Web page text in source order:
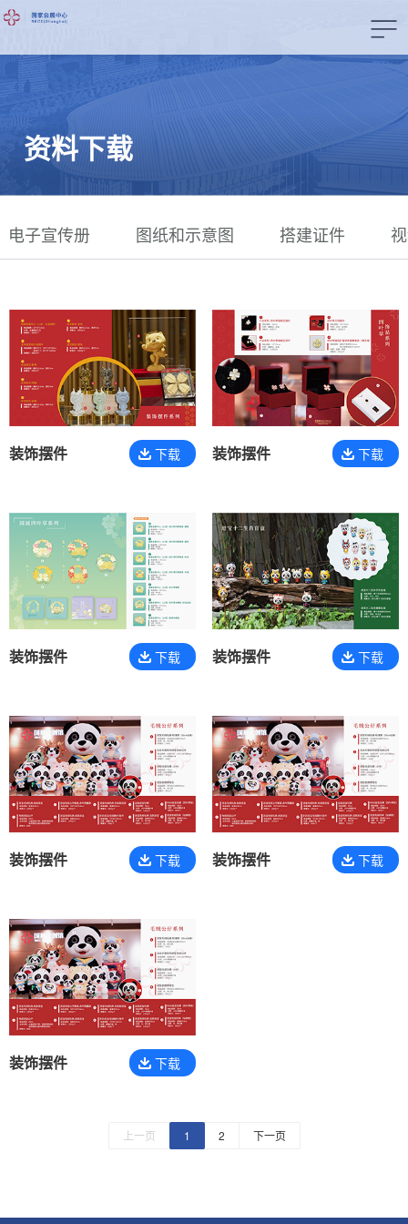
资料下载
电子宣传册 图纸和示意图 搭建证件
装饰摆件 下载 装饰摆件 下载
装饰摆件 下载 装饰摆件 下载
装饰摆件 下载 装饰摆件 下载
装饰摆件 下载
上一页 1 2 下一页